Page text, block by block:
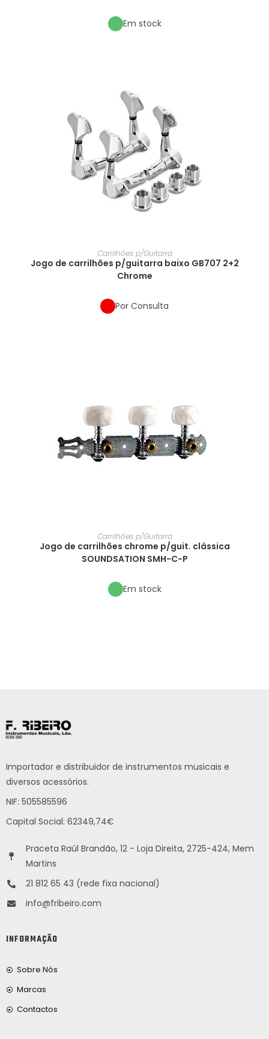
Em stock
Carrilhões p/Guitarra
Jogo de carrilhões p/guitarra baixo GB707 2+2
Chrome
Por Consulta
Carrilhões p/Guitarra
Jogo de carrilhões chrome p/guit. clássica
SOUNDSATION SMH-C-P
Em stock
Importador e distribuidor de instrumentos musicais e
diversos acessórios.
NIF: 505585596
Capital Social: 62349,74€
Praceta Raúl Brandão, 12 - Loja Direita, 2725-424, Mem
Martins
21 812 65 43 (rede fixa nacional)
info@fribeiro.com
INFORMAÇÃO
Sobre Nós
Marcas
Contactos